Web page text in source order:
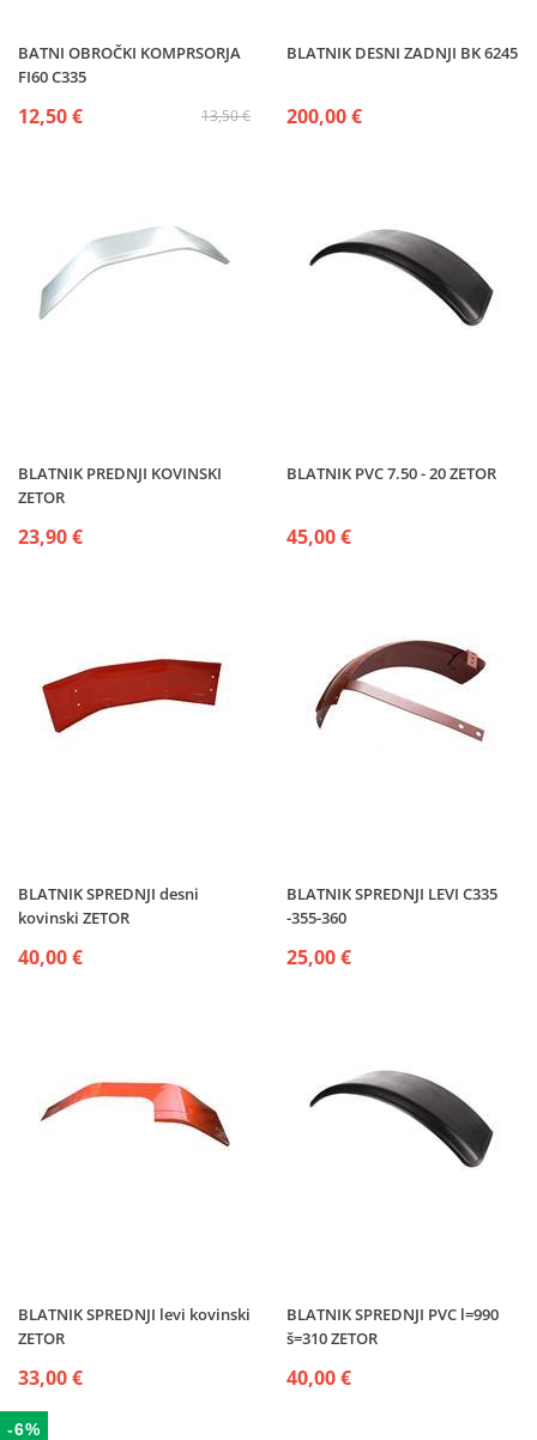
BATNI OBROČKI KOMPRSORJA
FI60 C335
13,50 €
12,50 €
BLATNIK DESNI ZADNJI BK 6245
200,00 €
BLATNIK PREDNJI KOVINSKI
ZETOR
23,90 €
BLATNIK PVC 7.50 - 20 ZETOR
45,00 €
BLATNIK SPREDNJI desni
kovinski ZETOR
40,00 €
BLATNIK SPREDNJI LEVI C335
-355-360
25,00 €
BLATNIK SPREDNJI levi kovinski
ZETOR
33,00 €
BLATNIK SPREDNJI PVC l=990
š=310 ZETOR
40,00 €
-6%